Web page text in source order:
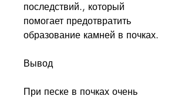
последствий., который
помогает предотвратить
образование камней в почках.
Вывод
При песке в почках очень